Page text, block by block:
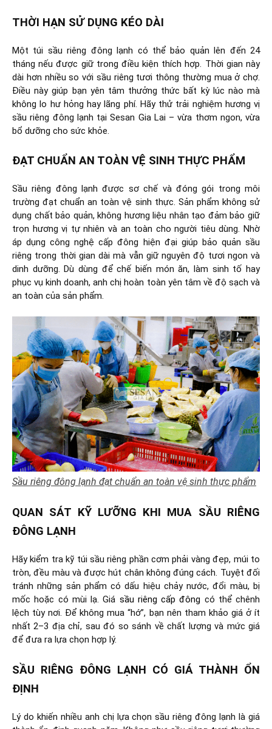
THỜI HẠN SỬ DỤNG KÉO DÀI
Một túi sầu riêng đông lạnh có thể bảo quản lên đến 24
tháng nếu được giữ trong điều kiện thích hợp. Thời gian này
dài hơn nhiều so với sầu riêng tươi thông thường mua ở chợ.
Điều này giúp bạn yên tâm thưởng thức bất kỳ lúc nào mà
không lo hư hỏng hay lãng phí. Hãy thử trải nghiệm hương vị
sầu riêng đông lạnh tại Sesan Gia Lai – vừa thơm ngon, vừa
bổ dưỡng cho sức khỏe.
ĐẠT CHUẨN AN TOÀN VỆ SINH THỰC PHẨM
Sầu riêng đông lạnh được sơ chế và đóng gói trong môi
trường đạt chuẩn an toàn vệ sinh thực. Sản phẩm không sử
dụng chất bảo quản, không hương liệu nhân tạo đảm bảo giữ
trọn hương vị tự nhiên và an toàn cho người tiêu dùng. Nhờ
áp dụng công nghệ cấp đông hiện đại giúp bảo quản sầu
riêng trong thời gian dài mà vẫn giữ nguyên độ tươi ngon và
dinh dưỡng. Dù dùng để chế biến món ăn, làm sinh tố hay
phục vụ kinh doanh, anh chị hoàn toàn yên tâm về độ sạch và
an toàn của sản phẩm.
Sầu riêng đông lạnh đạt chuẩn an toàn vệ sinh thực phẩm
QUAN SÁT KỸ LƯỠNG KHI MUA SẦU RIÊNG
ĐÔNG LẠNH
Hãy kiểm tra kỹ túi sầu riêng phần cơm phải vàng đẹp, múi to
tròn, đều màu và được hút chân không đúng cách. Tuyệt đối
tránh những sản phẩm có dấu hiệu chảy nước, đổi màu, bị
mốc hoặc có mùi lạ. Giá sầu riêng cấp đông có thể chênh
lệch tùy nơi. Để không mua “hớ”, bạn nên tham khảo giá ở ít
nhất 2–3 địa chỉ, sau đó so sánh về chất lượng và mức giá
để đưa ra lựa chọn hợp lý.
SẦU RIÊNG ĐÔNG LẠNH CÓ GIÁ THÀNH ỔN
ĐỊNH
Lý do khiến nhiều anh chị lựa chọn sầu riêng đông lạnh là giá